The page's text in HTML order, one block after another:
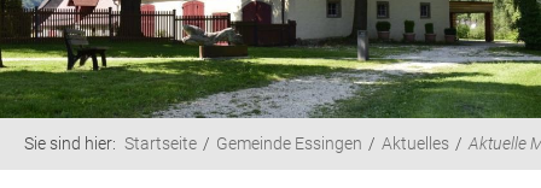
Sie sind hier: Startseite Gemeinde Essingen Aktuelles Aktuelle